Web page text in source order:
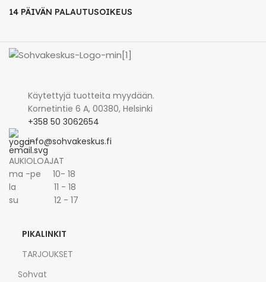
14 PÄIVÄN PALAUTUSOIKEUS
Käytettyjä tuotteita myydään.
Kornetintie 6 A, 00380, Helsinki
+358 50 3062654
info@sohvakeskus.fi
AUKIOLOAJAT
ma -pe 10- 18
la 11 - 18
su 12 - 17
PIKALINKIT
TARJOUKSET
Sohvat